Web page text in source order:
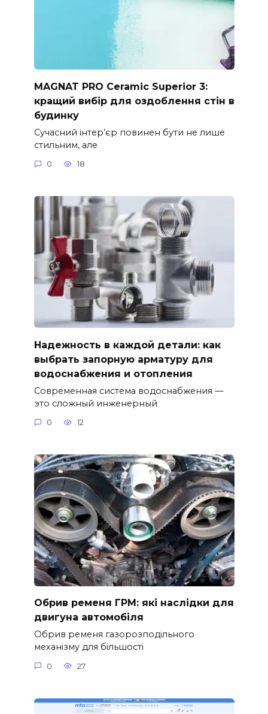
MAGNAT PRO Ceramic Superior 3:
кращий вибір для оздоблення стін в
будинку
Сучасний інтер’єр повинен бути не лише
стильним, але
0 18
Надежность в каждой детали: как
выбрать запорную арматуру для
водоснабжения и отопления
Современная система водоснабжения —
это сложный инженерный
0 12
Обрив ременя ГРМ: які наслідки для
двигуна автомобіля
Обрив ременя газорозподільного
механізму для більшості
0 27